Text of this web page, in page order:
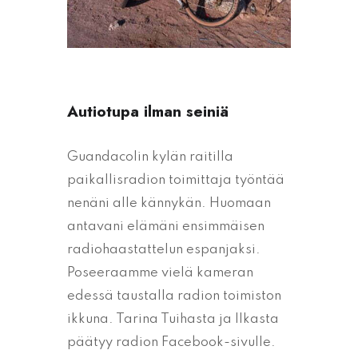
Autiotupa ilman seiniä
Guandacolin kylän raitilla
paikallisradion toimittaja työntää
nenäni alle kännykän. Huomaan
antavani elämäni ensimmäisen
radiohaastattelun espanjaksi.
Poseeraamme vielä kameran
edessä taustalla radion toimiston
ikkuna. Tarina Tuihasta ja Ilkasta
päätyy radion Facebook-sivulle.